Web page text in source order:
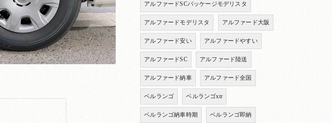
アルファードSCパッケージモデリスタ
アルファードモデリスタ アルファード大阪
アルファード安い アルファードやすい
アルファードSC アルファード陸送
アルファード納車 アルファード全国
ベルランゴ ベルランゴxtr
ベルランゴ納車時期 ベルランゴ即納